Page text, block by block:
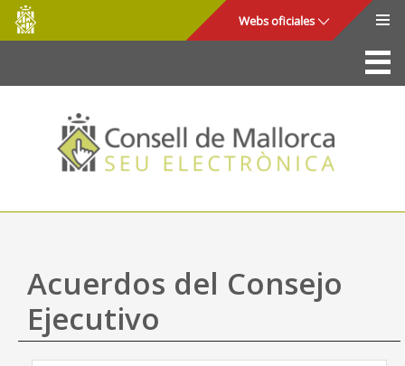
Saltar al contenido principal
Consell
de
Mallorca
Webs oficiales
La Sede
Consejo de Mallorca
Acceso y seguridad
Utilidades
Mapa web
Ayuda
Acuerdos del Consejo
Ejecutivo